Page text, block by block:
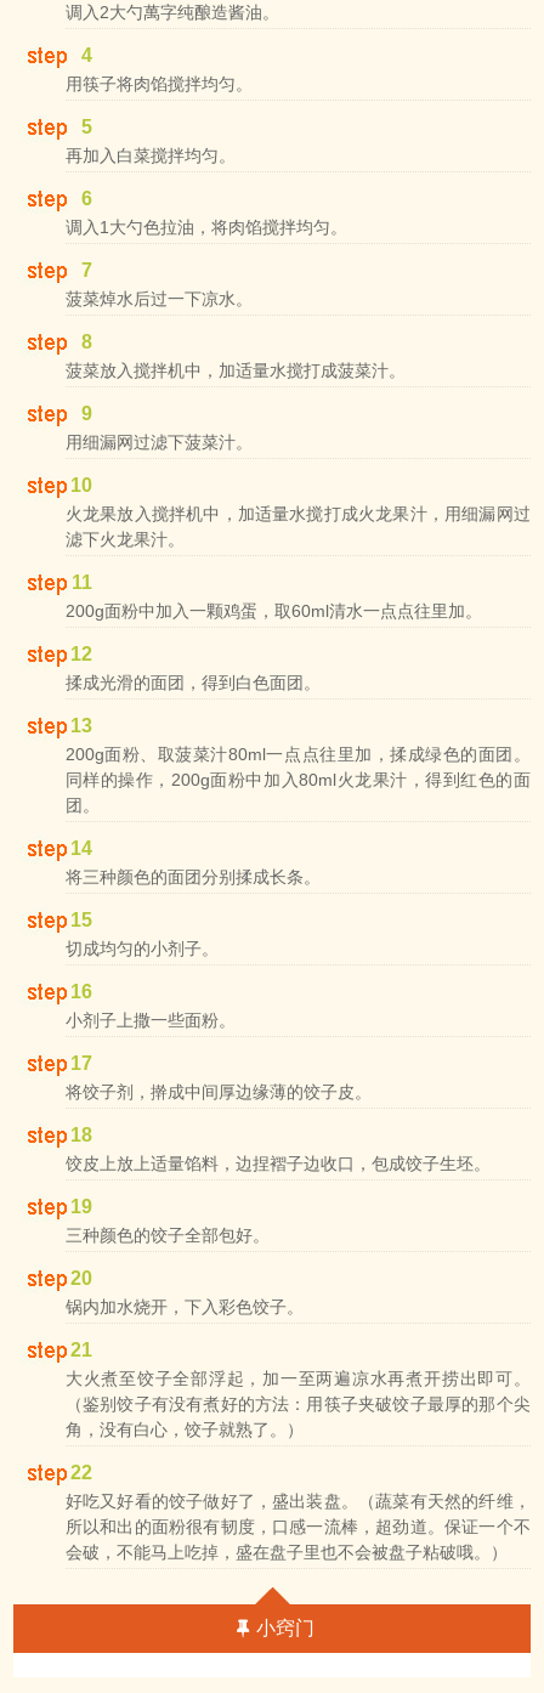
调入2大勺萬字纯酿造酱油。
4
用筷子将肉馅搅拌均匀。
5
再加入白菜搅拌均匀。
6
调入1大勺色拉油，将肉馅搅拌均匀。
7
菠菜焯水后过一下凉水。
8
菠菜放入搅拌机中，加适量水搅打成菠菜汁。
9
用细漏网过滤下菠菜汁。
10
火龙果放入搅拌机中，加适量水搅打成火龙果汁，用细漏网过
滤下火龙果汁。
11
200g面粉中加入一颗鸡蛋，取60ml清水一点点往里加。
12
揉成光滑的面团，得到白色面团。
13
200g面粉、取菠菜汁80ml一点点往里加，揉成绿色的面团。
同样的操作，200g面粉中加入80ml火龙果汁，得到红色的面
团。
14
将三种颜色的面团分别揉成长条。
15
切成均匀的小剂子。
16
小剂子上撒一些面粉。
17
将饺子剂，擀成中间厚边缘薄的饺子皮。
18
饺皮上放上适量馅料，边捏褶子边收口，包成饺子生坯。
19
三种颜色的饺子全部包好。
20
锅内加水烧开，下入彩色饺子。
21
大火煮至饺子全部浮起，加一至两遍凉水再煮开捞出即可。
（鉴别饺子有没有煮好的方法：用筷子夹破饺子最厚的那个尖
角，没有白心，饺子就熟了。）
22
好吃又好看的饺子做好了，盛出装盘。（蔬菜有天然的纤维，
所以和出的面粉很有韧度，口感一流棒，超劲道。保证一个不
会破，不能马上吃掉，盛在盘子里也不会被盘子粘破哦。）
小窍门